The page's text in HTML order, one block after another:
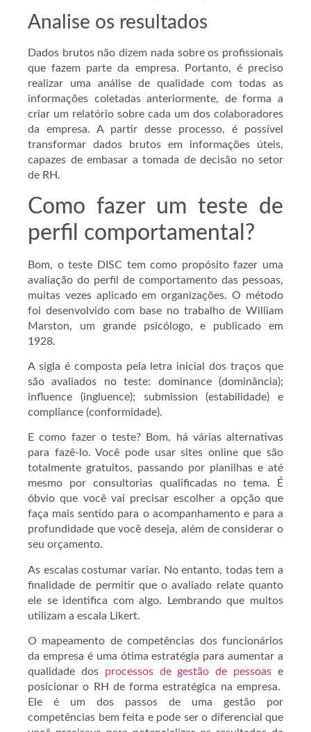
Analise os resultados
Dados brutos não dizem nada sobre os profissionais
que fazem parte da empresa. Portanto, é preciso
realizar uma análise de qualidade com todas as
informações coletadas anteriormente, de forma a
criar um relatório sobre cada um dos colaboradores
da empresa. A partir desse processo, é possível
transformar dados brutos em informações úteis,
capazes de embasar a tomada de decisão no setor
de RH.
Como fazer um teste de
perfil comportamental?
Bom, o teste DISC tem como propósito fazer uma
avaliação do perfil de comportamento das pessoas,
muitas vezes aplicado em organizações. O método
foi desenvolvido com base no trabalho de William
Marston, um grande psicólogo, e publicado em
1928.
A sigla é composta pela letra inicial dos traços que
são avaliados no teste: dominance (dominância);
influence (ingluence); submission (estabilidade) e
compliance (conformidade).
E como fazer o teste? Bom, há várias alternativas
para fazê-lo. Você pode usar sites online que são
totalmente gratuitos, passando por planilhas e até
mesmo por consultorias qualificadas no tema. É
óbvio que você vai precisar escolher a opção que
faça mais sentido para o acompanhamento e para a
profundidade que você deseja, além de considerar o
seu orçamento.
As escalas costumar variar. No entanto, todas tem a
finalidade de permitir que o avaliado relate quanto
ele se identifica com algo. Lembrando que muitos
utilizam a escala Likert.
O mapeamento de competências dos funcionários
da empresa é uma ótima estratégia para aumentar a
qualidade dos processos de gestão de pessoas e
posicionar o RH de forma estratégica na empresa.
Ele é um dos passos de uma gestão por
competências bem feita e pode ser o diferencial que